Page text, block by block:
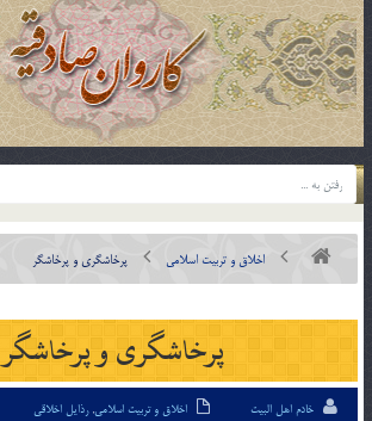
اخلاق و تربیت اسلامی پرخاشگری و پرخاشگر
پرخاشگری و پرخاشگر
خادم اهل البیت اخلاق و تربیت اسلامی,رذایل اخلاقی